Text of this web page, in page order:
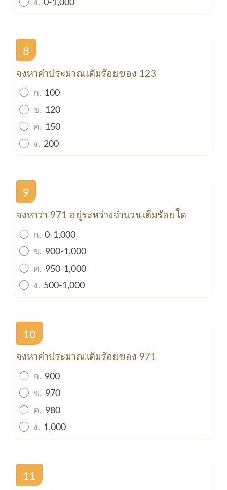
8
จงหาค่าประมาณเต็มร้อยของ 123
ก. 100
ข. 120
ค. 150
ง. 200
9
จงหาว่า 971 อยู่ระหว่างจำนวนเต็มร้อยใด
ก. 0-1,000
ข. 900-1,000
ค. 950-1,000
ง. 500-1,000
10
จงหาค่าประมาณเต็มร้อยของ 971
ก. 900
ข. 970
ค. 980
ง. 1,000
11